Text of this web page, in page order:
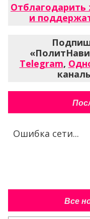
Отблагодарить
и
Telegram,
Ошибка сети...
Все